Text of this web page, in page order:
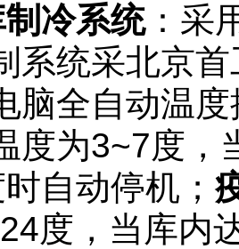
冷系统：采
系统采北京
脑全自动温度
度为3~7度，
自动停机；
度，当库内